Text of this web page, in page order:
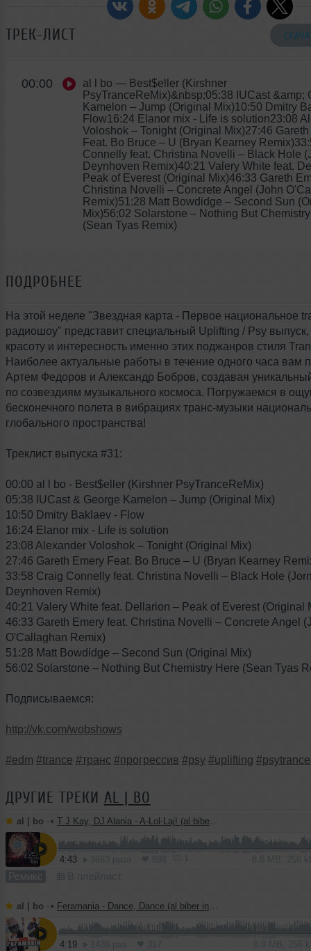
ТРЕК-ЛИСТ
00:00 al l bo — Best$eller (Kirshner
PsyTranceReMix)&nbsp;05:38 IUCast &amp;
Kamelon – Jump (Original Mix)10:50 Dmitry
Flow16:24 Elanor mix - Life is solution23:08
Voloshok – Tonight (Original Mix)27:46
Feat. Bo Bruce – U (Bryan Kearney
Connelly feat. Christina Novelli – Black Hole
Deynhoven Remix)40:21 Valery White feat.
Peak of Everest (Original Mix)46:33 Gareth
Christina Novelli – Concrete Angel (John
Remix)51:28 Matt Bowdidge – Second Sun
Mix)56:02 Solarstone – Nothing But
(Sean Tyas Remix)
ПОДРОБНЕЕ
На этой неделе "Звездная карта - Первое национальное
радиошоу" представит специальный Uplifting / Psy
красоту и интересность именно этих поджанров стиля
Наиболее актуальные работы в течение одного часа вам
Артем Федоров и Александр Бобров, создавая
по созвездиям музыкального космоса. Погружаемся в
бесконечного полета в вибрациях транс-музыки
глобального пространства!
Треклист выпуска #31:
00:00 al l bo - Best$eller (Kirshner PsyTranceReMix)
05:38 IUCast & George Kamelon – Jump (Original Mix)
10:50 Dmitry Baklaev - Flow
16:24 Elanor mix - Life is solution
23:08 Alexander Voloshok – Tonight (Original Mix)
27:46 Gareth Emery Feat. Bo Bruce – U (Bryan Kearney
33:58 Craig Connelly feat. Christina Novelli – Black Hole
Deynhoven Remix)
40:21 Valery White feat. Dellarion – Peak of Everest (Original
46:33 Gareth Emery feat. Christina Novelli – Concrete Angel
O'Callaghan Remix)
51:28 Matt Bowdidge – Second Sun (Original Mix)
56:02 Solarstone – Nothing But Chemistry Here (Sean Tyas
Подписываемся:
http://vk.com/wobshows
#edm #trance #транс #прогрессив #psy #uplifting #psytrance
ДРУГИЕ ТРЕКИ AL | BO
al | bo ➝ T J Kay, DJ Alania - A-Lol-Laj! (al biber remix)
4:43
Ремикс
al | bo ➝ Feramania - Dance, Dance (al biber instrumental mix)
4:19